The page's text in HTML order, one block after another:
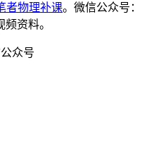
者物理补课。微信公众号：
资料。